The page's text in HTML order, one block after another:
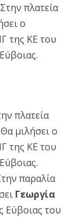
Στην πλατεία
ο
της ΚΕ του
πλατεία
μιλήσει ο
της ΚΕ του
παραλία
Γεωργία
Εύβοιας του